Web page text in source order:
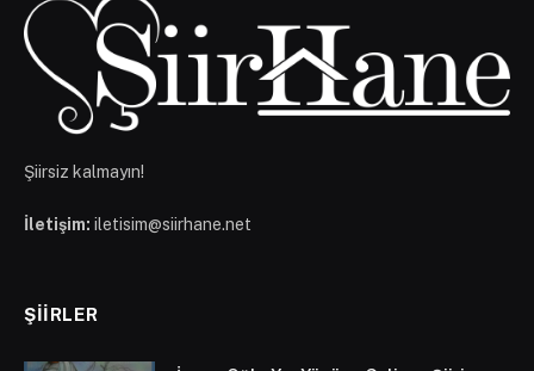
Şiirsiz kalmayın!
İletişim: iletisim@siirhane.net
ŞIIRLER